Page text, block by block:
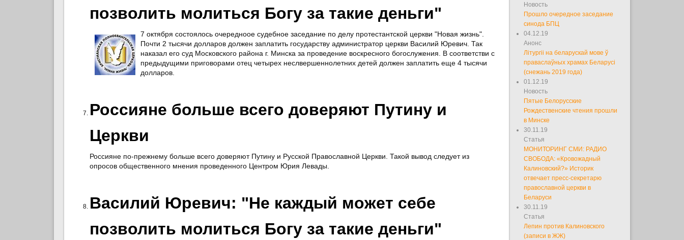
позволить молиться Богу за такие деньги"
7 октября состоялось очередноое судебное заседание по делу протестантской церкви "Новая жизнь".
Почти 2 тысячи долларов должен заплатить государству администратор церкви Василий Юревич. Так
наказал его суд Московского района г. Минска за проведение воскресного богослужения. В соответстви с
предыдущими приговорами отец четырех неслвершеннолетних детей должен заплатить еще 4 тысячи
долларов.
Россияне больше всего доверяют Путину и
Церкви
Россияне по-прежнему больше всего доверяют Путину и Русской Православной Церкви. Такой вывод следует из
опросов общественного мнения проведенного Центром Юрия Левады.
Василий Юревич: "Не каждый может себе
позволить молиться Богу за такие деньги"
Новость
Прошло очередное заседание
синода БПЦ
04.12.19
Анонс
Літургіі на беларускай мове ў
праваслаўных храмах Беларусі
(снежань 2019 года)
01.12.19
Новость
Пятые Белорусские
Рождественские чтения прошли
в Минске
30.11.19
Статья
МОНИТОРИНГ СМИ: РАДИО
СВОБОДА: «Кровожадный
Калиновский?» Историк
отвечает пресс-секретарю
православной церкви в
Беларуси
30.11.19
Статья
Лепин против Калиновского
(записи в ЖЖ)